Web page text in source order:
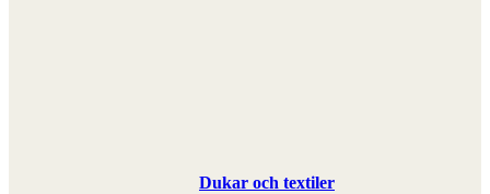
Dukar och textiler